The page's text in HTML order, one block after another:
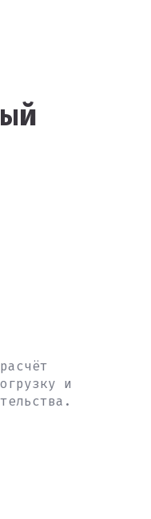
й
и